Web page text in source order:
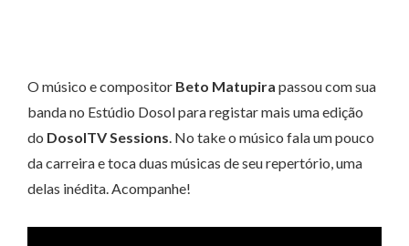
O músico e compositor Beto Matupira passou com sua
banda no Estúdio Dosol para registar mais uma edição
do DosolTV Sessions. No take o músico fala um pouco
da carreira e toca duas músicas de seu repertório, uma
delas inédita. Acompanhe!